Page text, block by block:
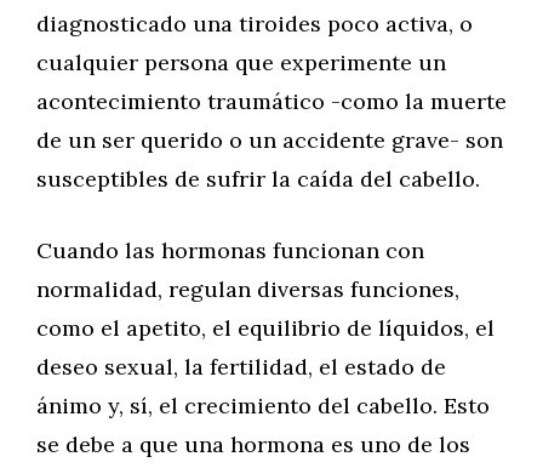
diagnosticado una tiroides poco activa, o
cualquier persona que experimente un
acontecimiento traumático -como la muerte
de un ser querido o un accidente grave- son
susceptibles de sufrir la caída del cabello.
Cuando las hormonas funcionan con
normalidad, regulan diversas funciones,
como el apetito, el equilibrio de líquidos, el
deseo sexual, la fertilidad, el estado de
ánimo y, sí, el crecimiento del cabello. Esto
se debe a que una hormona es uno de los